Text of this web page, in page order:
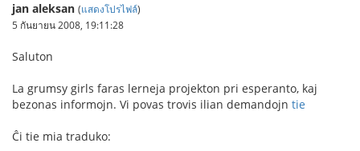
jan aleksan (แสดงโปรไฟล์)
5 กันยายน 2008, 19:11:28
Saluton
La grumsy girls faras lerneja projekton pri esperanto, kaj
bezonas informojn. Vi povas trovis ilian demandojn tie
Ĉi tie mia traduko: